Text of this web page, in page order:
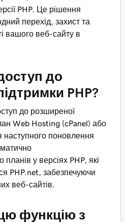
PHP. Це рішення
перехід, захист та
вашого веб-сайту в
до
PHP?
до розширеної
Web Hosting (cPanel) або
наступного поновлення
у версіях PHP, які
PHP.net, забезпечуючи
веб-сайтів.
функцію з